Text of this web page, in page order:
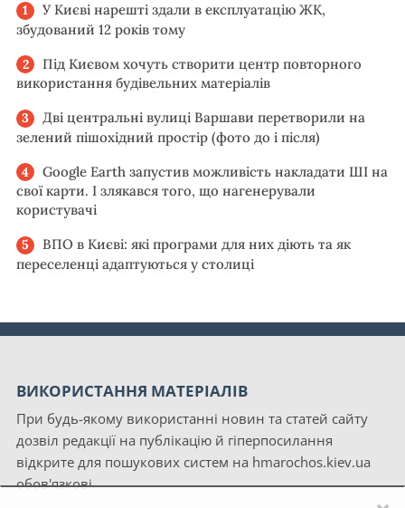
У Києві нарешті здали в експлуатацію ЖК,
збудований 12 років тому
Під Києвом хочуть створити центр повторного
використання будівельних матеріалів
Дві центральні вулиці Варшави перетворили на
зелений пішохідний простір (фото до і після)
Google Earth запустив можливість накладати ШІ на
свої карти. І злякався того, що нагенерували
користувачі
ВПО в Києві: які програми для них діють та як
переселенці адаптуються у столиці
ВИКОРИСТАННЯ МАТЕРІАЛІВ
При будь-якому використанні новин та статей сайту
дозвіл редакції на публікацію й гіперпосилання
відкрите для пошукових систем на hmarochos.kiev.ua
обов'язкові.